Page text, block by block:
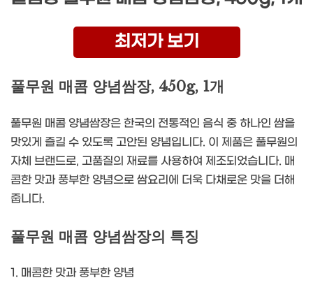
최저가 보기
풀무원 매콤 양념쌈장, 450g, 1개
풀무원 매콤 양념쌈장은 한국의 전통적인 음식 중 하나인 쌈을
맛있게 즐길 수 있도록 고안된 양념입니다. 이 제품은 풀무원의
자체 브랜드로, 고품질의 재료를 사용하여 제조되었습니다. 매
콤한 맛과 풍부한 양념으로 쌈요리에 더욱 다채로운 맛을 더해
줍니다.
풀무원 매콤 양념쌈장의 특징
1. 매콤한 맛과 풍부한 양념